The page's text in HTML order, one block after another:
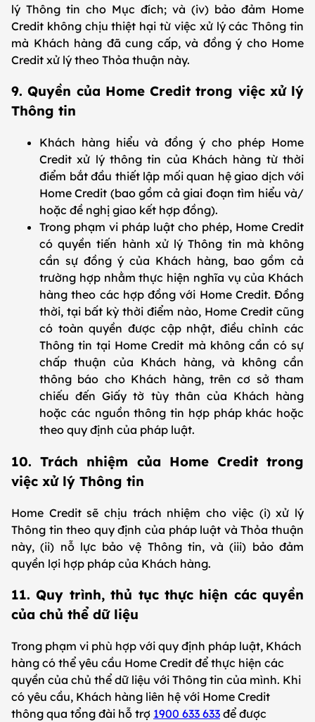
lý Thông tin cho Mục đích; và (iv) bảo đảm Home
Credit không chịu thiệt hại từ việc xử lý các Thông tin
mà Khách hàng đã cung cấp, và đồng ý cho Home
Credit xử lý theo Thỏa thuận này.
9. Quyền của Home Credit trong việc xử lý
Thông tin
Khách hàng hiểu và đồng ý cho phép Home
Credit xử lý thông tin của Khách hàng từ thời
điểm bắt đầu thiết lập mối quan hệ giao dịch với
Home Credit (bao gồm cả giai đoạn tìm hiểu và/
hoặc đề nghị giao kết hợp đồng).
Trong phạm vi pháp luật cho phép, Home Credit
có quyền tiến hành xử lý Thông tin mà không
cần sự đồng ý của Khách hàng, bao gồm cả
trường hợp nhằm thực hiện nghĩa vụ của Khách
hàng theo các hợp đồng với Home Credit. Đồng
thời, tại bất kỳ thời điểm nào, Home Credit cũng
có toàn quyền được cập nhật, điều chỉnh các
Thông tin tại Home Credit mà không cần có sự
chấp thuận của Khách hàng, và không cần
thông báo cho Khách hàng, trên cơ sở tham
chiếu đến Giấy tờ tùy thân của Khách hàng
hoặc các nguồn thông tin hợp pháp khác hoặc
theo quy định của pháp luật.
10. Trách nhiệm của Home Credit trong
việc xử lý Thông tin
Home Credit sẽ chịu trách nhiệm cho việc (i) xử lý
Thông tin theo quy định của pháp luật và Thỏa thuận
này, (ii) nỗ lực bảo vệ Thông tin, và (iii) bảo đảm
quyền lợi hợp pháp của Khách hàng.
11. Quy trình, thủ tục thực hiện các quyền
của chủ thể dữ liệu
Trong phạm vi phù hợp với quy định pháp luật, Khách
hàng có thể yêu cầu Home Credit để thực hiện các
quyền của chủ thể dữ liệu với Thông tin của mình. Khi
có yêu cầu, Khách hàng liên hệ với Home Credit
thông qua tổng đài hỗ trợ 1900 633 633 để được